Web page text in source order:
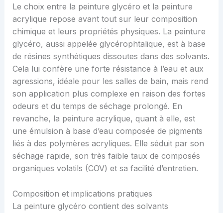
Le choix entre la peinture glycéro et la peinture
acrylique repose avant tout sur leur composition
chimique et leurs propriétés physiques. La peinture
glycéro, aussi appelée glycérophtalique, est à base
de résines synthétiques dissoutes dans des solvants.
Cela lui confère une forte résistance à l’eau et aux
agressions, idéale pour les salles de bain, mais rend
son application plus complexe en raison des fortes
odeurs et du temps de séchage prolongé. En
revanche, la peinture acrylique, quant à elle, est
une émulsion à base d’eau composée de pigments
liés à des polymères acryliques. Elle séduit par son
séchage rapide, son très faible taux de composés
organiques volatils (COV) et sa facilité d’entretien.
Composition et implications pratiques
La peinture glycéro contient des solvants